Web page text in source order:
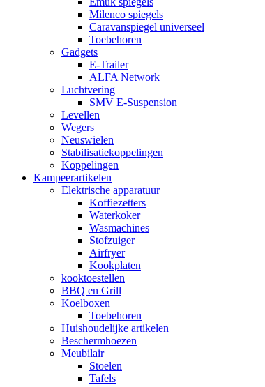
Milenco spiegels
Caravanspiegel universeel
Toebehoren
Gadgets
E-Trailer
ALFA Network
Luchtvering
SMV E-Suspension
Levellen
Wegers
Neuswielen
Stabilisatiekoppelingen
Koppelingen
Kampeerartikelen
Elektrische apparatuur
Koffiezetters
Waterkoker
Wasmachines
Stofzuiger
Airfryer
Kookplaten
kooktoestellen
BBQ en Grill
Koelboxen
Toebehoren
Huishoudelijke artikelen
Beschermhoezen
Meubilair
Stoelen
Tafels